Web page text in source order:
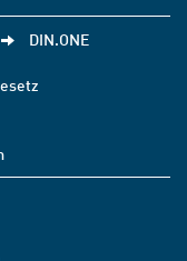
DIN.ONE